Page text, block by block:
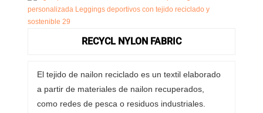
RECYCL NYLON FABRIC
El tejido de nailon reciclado es un textil elaborado
a partir de materiales de nailon recuperados,
como redes de pesca o residuos industriales.